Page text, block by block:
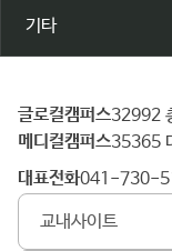
기타
건
양
대
학
글로컬캠퍼스 32992
메디컬캠퍼스 35365
대표전화 041-730-
교내사이트